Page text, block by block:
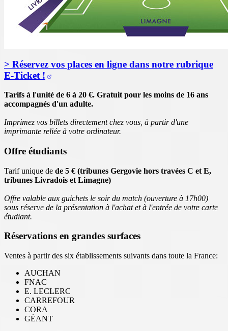
> Réservez vos places en ligne dans notre rubrique
E-Ticket !
Tarifs à l'unité de 6 à 20 €. Gratuit pour les moins de 16 ans
accompagnés d'un adulte.
Imprimez vos billets directement chez vous, à partir d'une
imprimante reliée à votre ordinateur.
Offre étudiants
Tarif unique de de 5 € (tribunes Gergovie hors travées C et E,
tribunes Livradois et Limagne)
Offre valable aux guichets le soir du match (ouverture à 17h00)
sous réserve de la présentation à l'achat et à l'entrée de votre carte
étudiant.
Réservations en grandes surfaces
Ventes à partir des six établissements suivants dans toute la France:
AUCHAN
FNAC
E. LECLERC
CARREFOUR
CORA
GÉANT